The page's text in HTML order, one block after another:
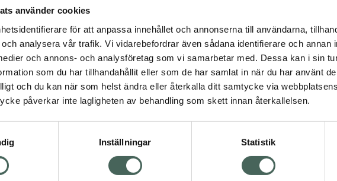
använder cookies
för att anpassa innehållet och annonserna till användarna,
analysera vår trafik. Vi vidarebefordrar även sådana identifierare och annan
och annons- och analysföretag som vi samarbetar med. Dessa kan i sin
som du har tillhandahållit eller som de har samlat in när du har använt
och du kan när som helst ändra eller återkalla ditt samtycke via
påverkar inte lagligheten av behandling som skett innan återkallelsen.
Inställningar Statistik
Köp
Aktuella erbjudanden
innan användning.
Visa
Om